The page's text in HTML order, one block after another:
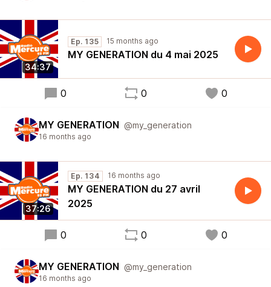
34:37
Ep. 135 15 months ago
MY GENERATION du 4 mai 2025
0 0 0
MY GENERATION @my_generation
16 months ago
37:26
Ep. 134 16 months ago
MY GENERATION du 27 avril
2025
0 0 0
MY GENERATION @my_generation
16 months ago